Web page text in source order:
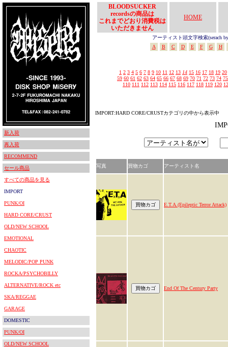
新入荷
再入荷
RECOMMEND
セール商品
すべての商品を見る
IMPORT
PUNK/OI
HARD CORE/CRUST
OLD/NEW SCHOOL
EMOTIONAL
CHAOTIC
MELODIC/POP PUNK
ROCKA/PSYCHOBILLY
ALTERNATIVE/ROCK etc
SKA/REGGAE
GARAGE
DOMESTIC
PUNK/OI
OLD/NEW SCHOOL
BLOODSUCKER
recordsの商品は
これまでどおり消費税は
いただきません
HOME
アーティスト頭文字検索(serach
A
B C D E F G H
1 2 3 4 5 6 7 8 9 10 11 12 13 14 15 16 17 18 19 20
59 60 61 62 63 64 65 66 67 68 69 70 71 72 73 74 75
110 111 112 113 114 115 116 117 118 119 120
IMPORT:HARD CORE/CRUSTカテゴリの中から表示中
写真 買物カゴ アーティスト名
E.T.A.(Epileptic Terror Attack)
End Of The Century Party